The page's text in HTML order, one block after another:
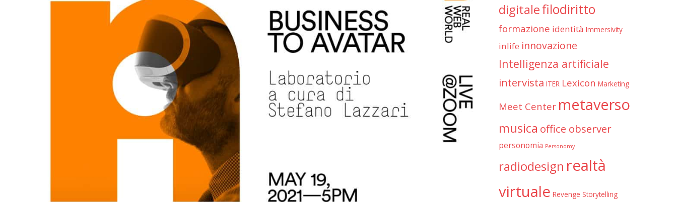
digitalefilodiritto
formazione identità Immersivity
inlife innovazione
Intelligenza artificiale
intervista ITER Lexicon Marketing
Meet Center metaverso
musica office observer
personomia Personomy
radiodesign realtà
virtuale Revenge Storytelling